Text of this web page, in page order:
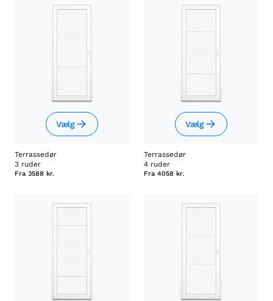
Vælg
Terrassedør
3 ruder
Fra 3588 kr.
Vælg
Terrassedør
4 ruder
Fra 4058 kr.